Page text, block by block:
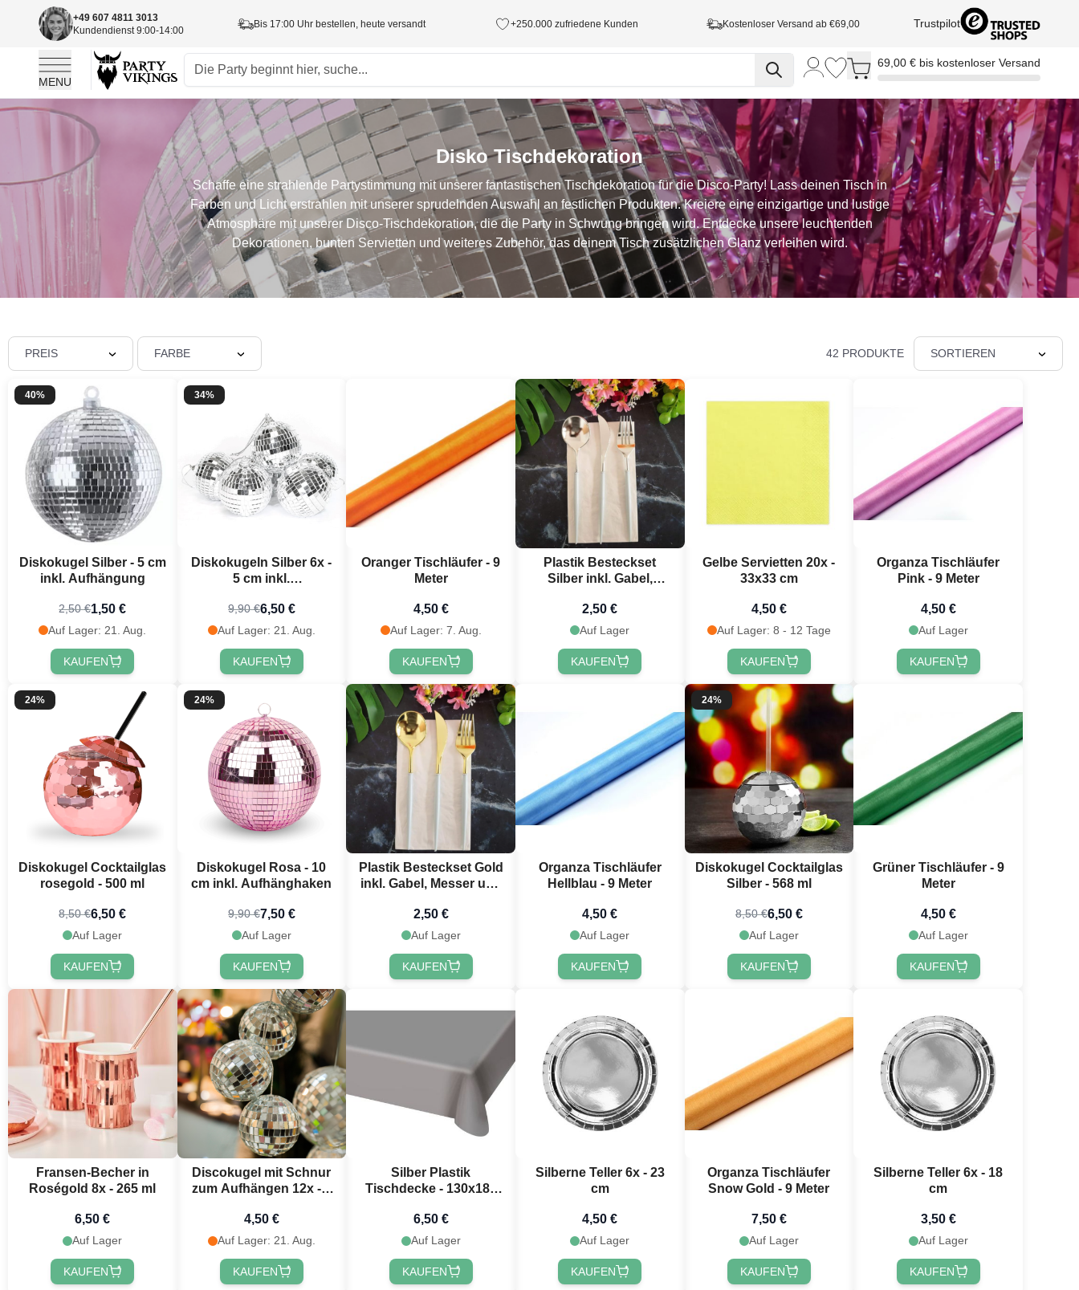
+49 607 4811 3013
Kundendienst 9:00-14:00
Bis 17:00 Uhr bestellen, heute versandt +250.000 zufriedene Kunden Kostenloser Versand ab €69,00 Trustpilot
MENU
Toggle minicart, Cart is empty
69,00 € bis kostenloser Versand
Skip to Content
Disko Tischdekoration
Schaffe eine strahlende Partystimmung mit unserer fantastischen Tischdekoration für die Disco-Party! Lass deinen Tisch in
Farben und Licht erstrahlen mit unserer sprudelnden Auswahl an festlichen Produkten. Kreiere eine einzigartige und lustige
Atmosphäre mit unserer Disco-Tischdekoration, die die Party in Schwung bringen wird. Entdecke unsere leuchtenden
Dekorationen, bunten Servietten und weiteres Zubehör, das deinem Tisch zusätzlichen Glanz verleihen wird.
PREIS FARBE 42 PRODUKTE SORTIEREN
40%
Diskokugel Silber - 5 cm
inkl. Aufhängung
2,50 €1,50 €
Auf Lager: 21. Aug.
KAUFEN
34%
Diskokugeln Silber 6x -
5 cm inkl.
9,90 €6,50 €
Auf Lager: 21. Aug.
KAUFEN
Oranger Tischläufer - 9
Meter
4,50 €
Auf Lager: 7. Aug.
KAUFEN
Plastik Besteckset
Silber inkl. Gabel,
2,50 €
Auf Lager
KAUFEN
Gelbe Servietten 20x -
33x33 cm
4,50 €
Auf Lager: 8 - 12 Tage
KAUFEN
Organza Tischläufer
Pink - 9 Meter
4,50 €
Auf Lager
KAUFEN
24%
Diskokugel Cocktailglas
rosegold - 500 ml
8,50 €6,50 €
Auf Lager
KAUFEN
24%
Diskokugel Rosa - 10
cm inkl. Aufhänghaken
9,90 €7,50 €
Auf Lager
KAUFEN
Plastik Besteckset Gold
inkl. Gabel, Messer und
2,50 €
Auf Lager
KAUFEN
Organza Tischläufer
Hellblau - 9 Meter
4,50 €
Auf Lager
KAUFEN
24%
Diskokugel Cocktailglas
Silber - 568 ml
8,50 €6,50 €
Auf Lager
KAUFEN
Grüner Tischläufer - 9
Meter
4,50 €
Auf Lager
KAUFEN
Fransen-Becher in
Roségold 8x - 265 ml
6,50 €
Auf Lager
KAUFEN
Discokugel mit Schnur
zum Aufhängen 12x - 3
4,50 €
Auf Lager: 21. Aug.
KAUFEN
Silber Plastik
Tischdecke - 130x180
6,50 €
Auf Lager
KAUFEN
Silberne Teller 6x - 23
cm
4,50 €
Auf Lager
KAUFEN
Organza Tischläufer
Snow Gold - 9 Meter
7,50 €
Auf Lager
KAUFEN
Silberne Teller 6x - 18
cm
3,50 €
Auf Lager
KAUFEN